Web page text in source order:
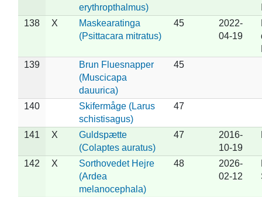
erythropthalmus)
138
X
Maskearatinga
(Psittacara mitratus)
45
2022-
04-19
139
Brun Fluesnapper
(Muscicapa
dauurica)
45
140
Skifermåge (Larus
schistisagus)
47
141 X
Guldspætte
(Colaptes auratus)
47
2016-
10-19
142 X
Sorthovedet Hejre
(Ardea
melanocephala)
48
2026-
02-12